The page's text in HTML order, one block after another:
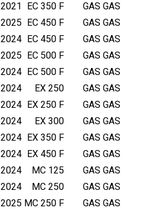
GAS GAS
EC 350 F
2021
GAS GAS
EC 450 F
2025
GAS GAS
EC 450 F
2024
GAS GAS
EC 500 F
2025
GAS GAS
EC 500 F
2024
GAS GAS
EX 250
2024
GAS GAS
EX 250 F
2024
GAS GAS
EX 300
2024
GAS GAS
EX 350 F
2024
GAS GAS
EX 450 F
2024
GAS GAS
MC 125
2024
GAS GAS
MC 250
2024
GAS GAS
MC 250 F
2025